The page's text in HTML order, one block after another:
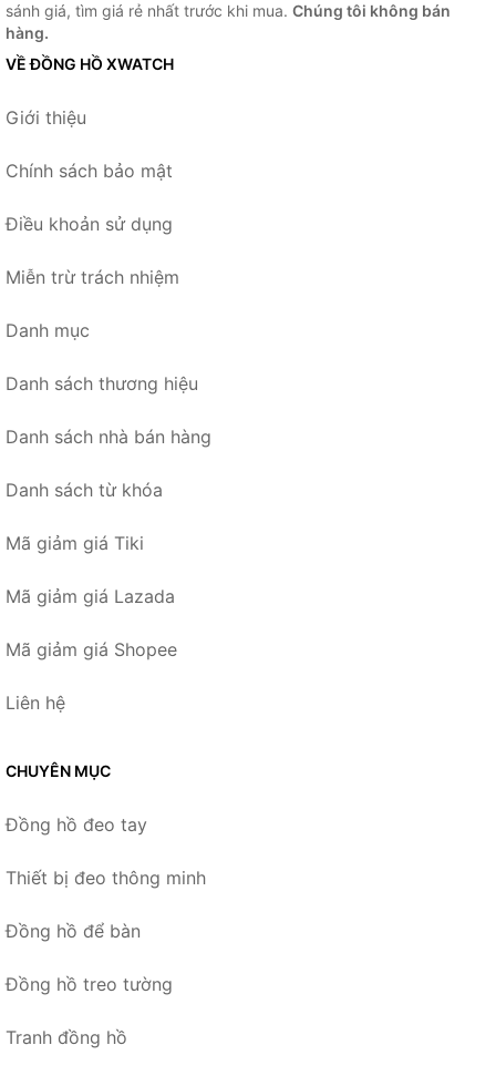
sánh giá, tìm giá rẻ nhất trước khi mua. Chúng tôi không bán
hàng.
VỀ ĐỒNG HỒ XWATCH
Giới thiệu
Chính sách bảo mật
Điều khoản sử dụng
Miễn trừ trách nhiệm
Danh mục
Danh sách thương hiệu
Danh sách nhà bán hàng
Danh sách từ khóa
Mã giảm giá Tiki
Mã giảm giá Lazada
Mã giảm giá Shopee
Liên hệ
CHUYÊN MỤC
Đồng hồ đeo tay
Thiết bị đeo thông minh
Đồng hồ để bàn
Đồng hồ treo tường
Tranh đồng hồ